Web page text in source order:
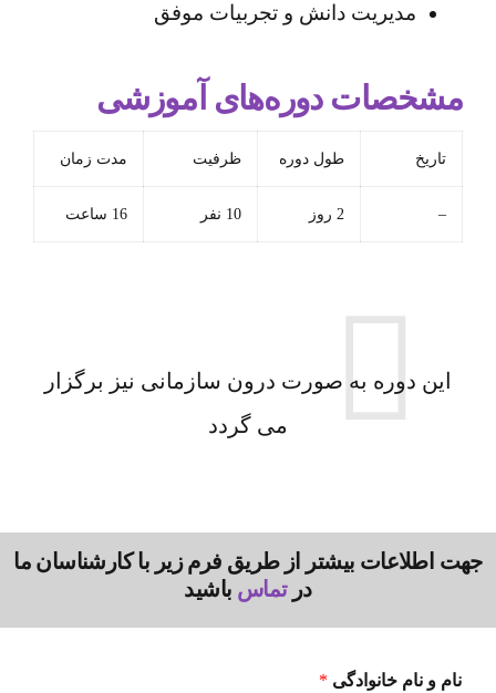
مدیریت دانش و تجربیات موفق
مشخصات دوره‌های آموزشی
تاریخ طول دوره ظرفیت مدت زمان
– 2 روز 10 نفر 16 ساعت
این دوره به صورت درون سازمانی نیز برگزار
می گردد
جهت اطلاعات بیشتر از طریق فرم زیر با کارشناسان ما
درتماس باشید
نام و نام خانوادگی *